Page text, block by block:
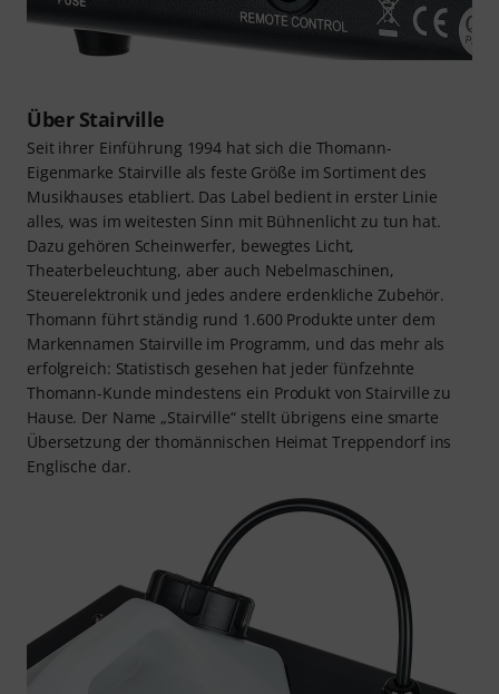
Über Stairville
Seit ihrer Einführung 1994 hat sich die Thomann-
Eigenmarke Stairville als feste Größe im Sortiment des
Musikhauses etabliert. Das Label bedient in erster Linie
alles, was im weitesten Sinn mit Bühnenlicht zu tun hat.
Dazu gehören Scheinwerfer, bewegtes Licht,
Theaterbeleuchtung, aber auch Nebelmaschinen,
Steuerelektronik und jedes andere erdenkliche Zubehör.
Thomann führt ständig rund 1.600 Produkte unter dem
Markennamen Stairville im Programm, und das mehr als
erfolgreich: Statistisch gesehen hat jeder fünfzehnte
Thomann-Kunde mindestens ein Produkt von Stairville zu
Hause. Der Name „Stairville“ stellt übrigens eine smarte
Übersetzung der thomännischen Heimat Treppendorf ins
Englische dar.